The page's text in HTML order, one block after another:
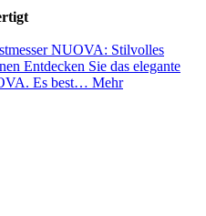
NUOVA: Stilvolles
Entdecken Sie das elegante
Es best… Mehr